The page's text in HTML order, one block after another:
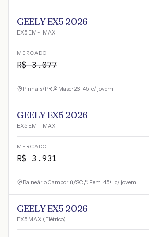
GEELY EX5 2026
EX5 EM-I MAX
MERCADO
R$3.077
Pinhais/PR Masc · 26-45 · c/ jovem
GEELY EX5 2026
EX5 EM-I MAX
MERCADO
R$3.931
Balneário Camboriú/SC Fem · 45+ · c/ jovem
GEELY EX5 2026
EX5 MAX (Elétrico)